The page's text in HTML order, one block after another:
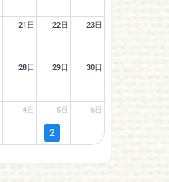
21日 22日 23日
28日 29日 30日
4日 5日
2
6日